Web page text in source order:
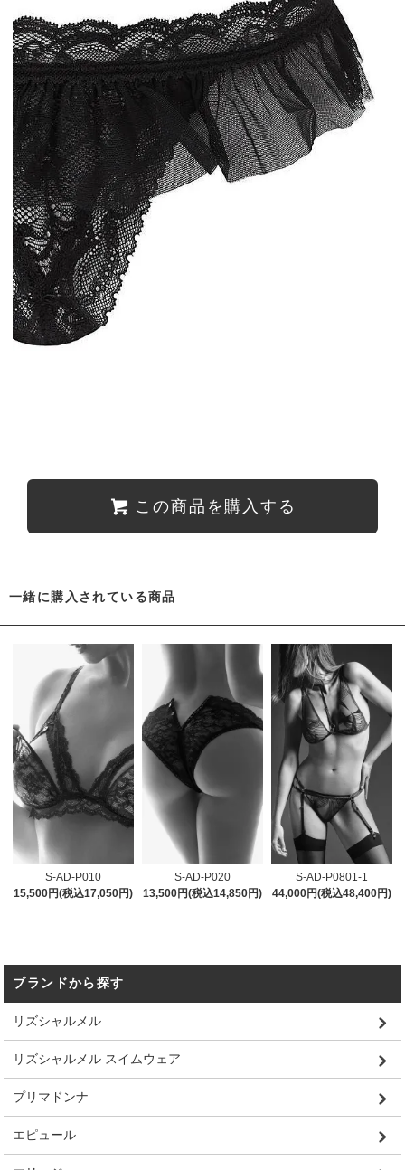
この商品を購入する
一緒に購入されている商品
S-AD-P010
15,500円(税込17,050円)
S-AD-P020
13,500円(税込14,850円)
S-AD-P0801-1
44,000円(税込48,400円)
ブランドから探す
リズシャルメル
リズシャルメル スイムウェア
プリマドンナ
エピュール